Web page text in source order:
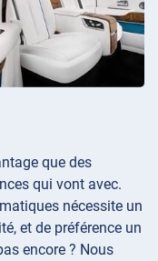
que des
qui vont avec.
nécessite un
et de préférence un
encore ? Nous